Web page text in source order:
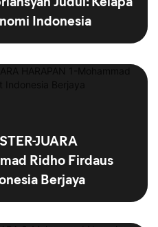
Indonesia
JUARA
Ridho Firdaus
Berjaya